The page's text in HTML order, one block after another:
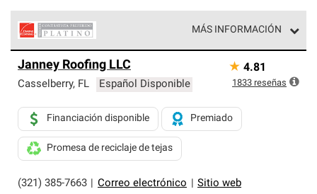
MÁS INFORMACIÓN
Corning constituyen el nivel superior de nuestra red
exclusiva y cumplen con estándares estrictos de
Solo ellos pueden ofrecer nuestra mejor garantía de
sistemas de techos.
Janney Roofing LLC
Casselberry, FL Español Disponible
(321) 385-7663 Correo electrónico Sitio web
Financiación disponible Premiado
Promesa de reciclaje de tejas
★ 4.81
1833 reseñas